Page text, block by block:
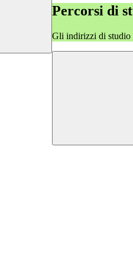
Percorsi di
Gli indirizzi di studio